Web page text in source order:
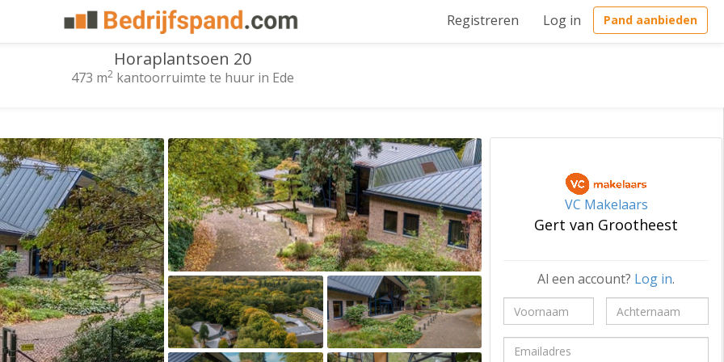
Registreren Log in Pand aanbieden
Horaplantsoen 20
473 m2 kantoorruimte te huur in Ede
VC Makelaars
Gert van Grootheest
Al een account? Log in.